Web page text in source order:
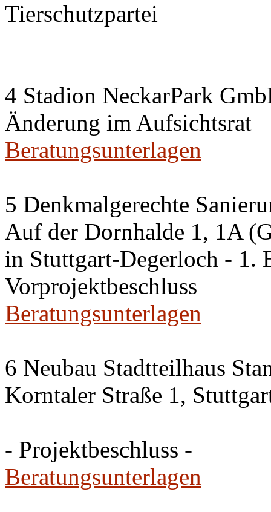
Tierschutzpartei
4 Stadion NeckarPark
Änderung im Aufsichtsrat
Beratungsunterlagen
5 Denkmalgerechte
Auf der Dornhalde 1, 1A
in Stuttgart-Degerloch - 1.
Vorprojektbeschluss
Beratungsunterlagen
6 Neubau Stadtteilhaus
Korntaler Straße 1,
- Projektbeschluss -
Beratungsunterlagen